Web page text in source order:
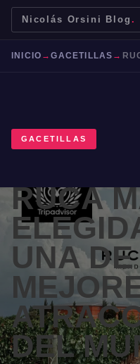
Nicolás Orsini Blog .
Mendoza
INICIO →GACETILLAS →
GACETILLAS
RUCA
UNA
DEL